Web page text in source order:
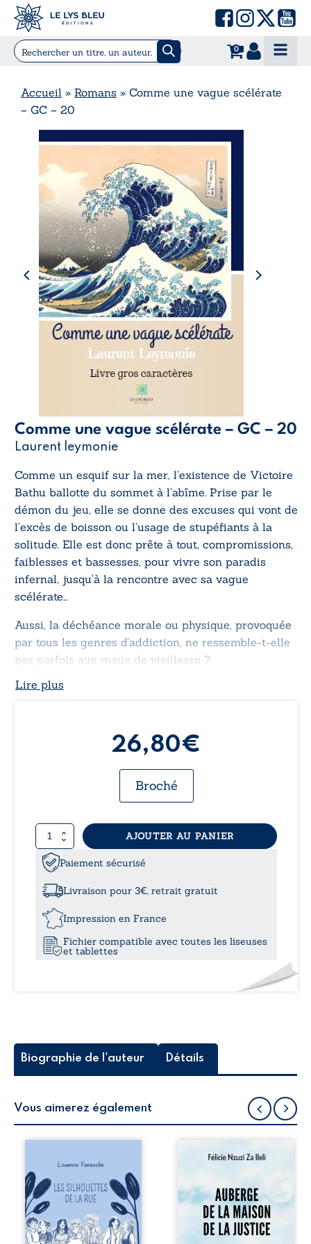
0
Accueil » Romans » Comme une vague scélérate
– GC – 20
Comme une vague scélérate – GC – 20
Laurent leymonie
Comme un esquif sur la mer, l’existence de Victoire
Bathu ballotte du sommet à l’abîme. Prise par le
démon du jeu, elle se donne des excuses qui vont de
l’excès de boisson ou l’usage de stupéfiants à la
solitude. Elle est donc prête à tout, compromissions,
faiblesses et bassesses, pour vivre son paradis
infernal, jusqu’à la rencontre avec sa vague
scélérate…
Aussi, la déchéance morale ou physique, provoquée
par tous les genres d’addiction, ne ressemble-t-elle
pas parfois aux maux de vieillesse ?
Lire plus
26,80€
Broché
quantité
de
Comme
une
vague
GC
20
AJOUTER AU PANIER
Paiement sécurisé
Livraison pour 3€, retrait gratuit
Impression en France
Fichier compatible avec toutes les liseuses
et tablettes
Biographie de l'auteur Détails
Vous aimerez également
la rue donne la
parole à six
personnages
ordinaires,
traversés par des
pensées, des
émotions et des
Auberge de la
récit-témoignage
consacré au
parcours
exemplaire de
Mbala Zi Nkuaku